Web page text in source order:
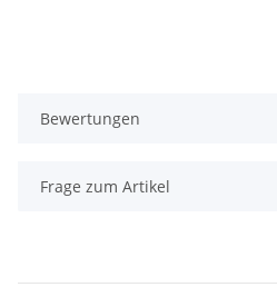
Bewertungen
Frage zum Artikel